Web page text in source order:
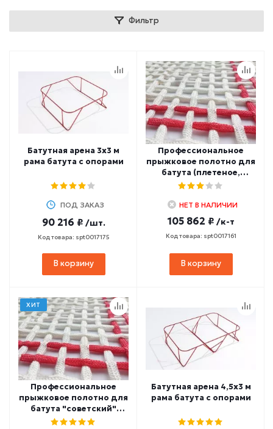
Фильтр
Батутная арена 3х3 м
рама батута с опорами
ПОД ЗАКАЗ
90 216 ₽ /шт.
Код товара: spt0017175
В корзину
Профессиональное
прыжковое полотно для
батута (плетеное,
евроразмер)
НЕТ В НАЛИЧИИ
105 862 ₽ /к-т
Код товара: spt0017161
В корзину
ХИТ
Профессиональное
прыжковое полотно для
батута "советский"
размер
Батутная арена 4,5х3 м
рама батута с опорами